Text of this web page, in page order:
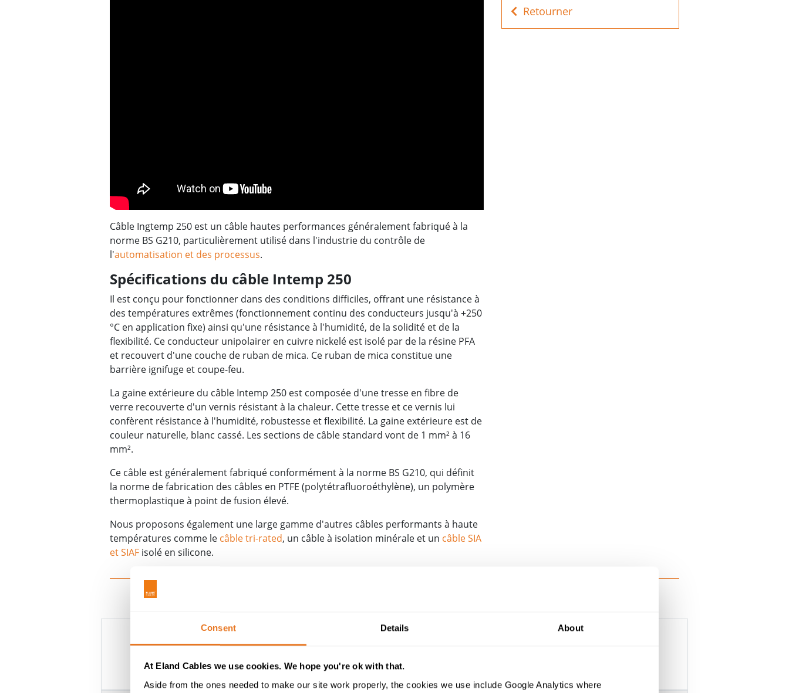
Consent Details About
At Eland Cables we use cookies. We hope you're ok with that.
Aside from the ones needed to make our site work properly, the cookies we use include Google Analytics where
Câble Ingtemp 250 est un câble hautes performances généralement fabriqué à la
norme BS G210, particulièrement utilisé dans l'industrie du contrôle de
l'automatisation et des processus.
Spécifications du câble Intemp 250
Il est conçu pour fonctionner dans des conditions difficiles, offrant une résistance à
des températures extrêmes (fonctionnement continu des conducteurs jusqu'à +250
°C en application fixe) ainsi qu'une résistance à l'humidité, de la solidité et de la
flexibilité. Ce conducteur unipolairer en cuivre nickelé est isolé par de la résine PFA
et recouvert d'une couche de ruban de mica. Ce ruban de mica constitue une
barrière ignifuge et coupe-feu.
La gaine extérieure du câble Intemp 250 est composée d'une tresse en fibre de
verre recouverte d'un vernis résistant à la chaleur. Cette tresse et ce vernis lui
confèrent résistance à l'humidité, robustesse et flexibilité. La gaine extérieure est de
couleur naturelle, blanc cassé. Les sections de câble standard vont de 1 mm² à 16
mm².
Ce câble est généralement fabriqué conformément à la norme BS G210, qui définit
la norme de fabrication des câbles en PTFE (polytétrafluoroéthylène), un polymère
thermoplastique à point de fusion élevé.
Nous proposons également une large gamme d'autres câbles performants à haute
températures comme le câble tri-rated, un câble à isolation minérale et un câble SIA
et SIAF isolé en silicone.
Retourner
CÂBLE INTEMP 250 (GÉNÉRALEMENT CONFORME À LA NORME BS G210)